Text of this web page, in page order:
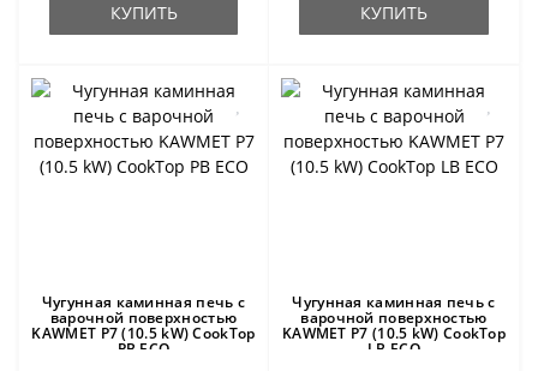
КУПИТЬ КУПИТЬ
Чугунная каминная печь с
варочной поверхностью
KAWMET P7 (10.5 kW) CookTop
PB ECO
Чугунная каминная печь с
варочной поверхностью
KAWMET P7 (10.5 kW) CookTop
LB ECO